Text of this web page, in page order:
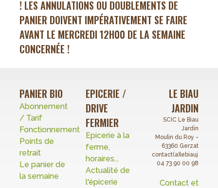
! LES ANNULATIONS OU DOUBLEMENTS DE
PANIER DOIVENT IMPÉRATIVEMENT SE FAIRE
AVANT LE MERCREDI 12H00 DE LA SEMAINE
CONCERNÉE !
PANIER BIO
Abonnement
/ Tarif
Fonctionnement
Points de
retrait
Le panier de
la semaine
EPICERIE /
DRIVE
FERMIER
Epicerie à la
ferme,
horaires...
Actualité de
l'épicerie
LE BIAU
JARDIN
SCIC Le Biau
Jardin
Moulin du Roy -
63360 Gerzat
04 73 90 00 98
Contact et